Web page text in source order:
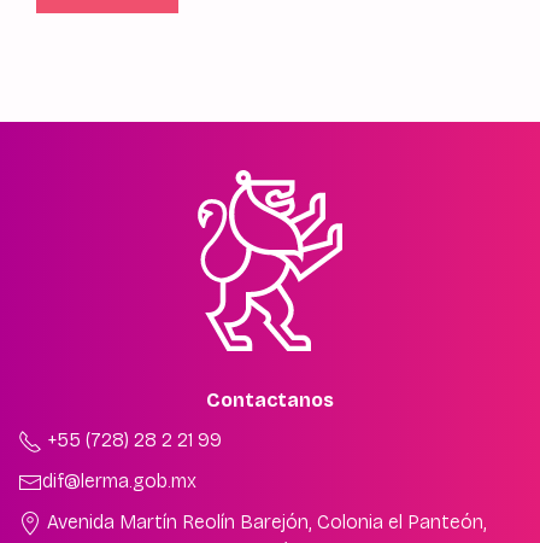
Contactanos
+55 (728) 28 2 21 99
dif@lerma.gob.mx
Avenida Martín Reolín Barejón, Colonia el Panteón,